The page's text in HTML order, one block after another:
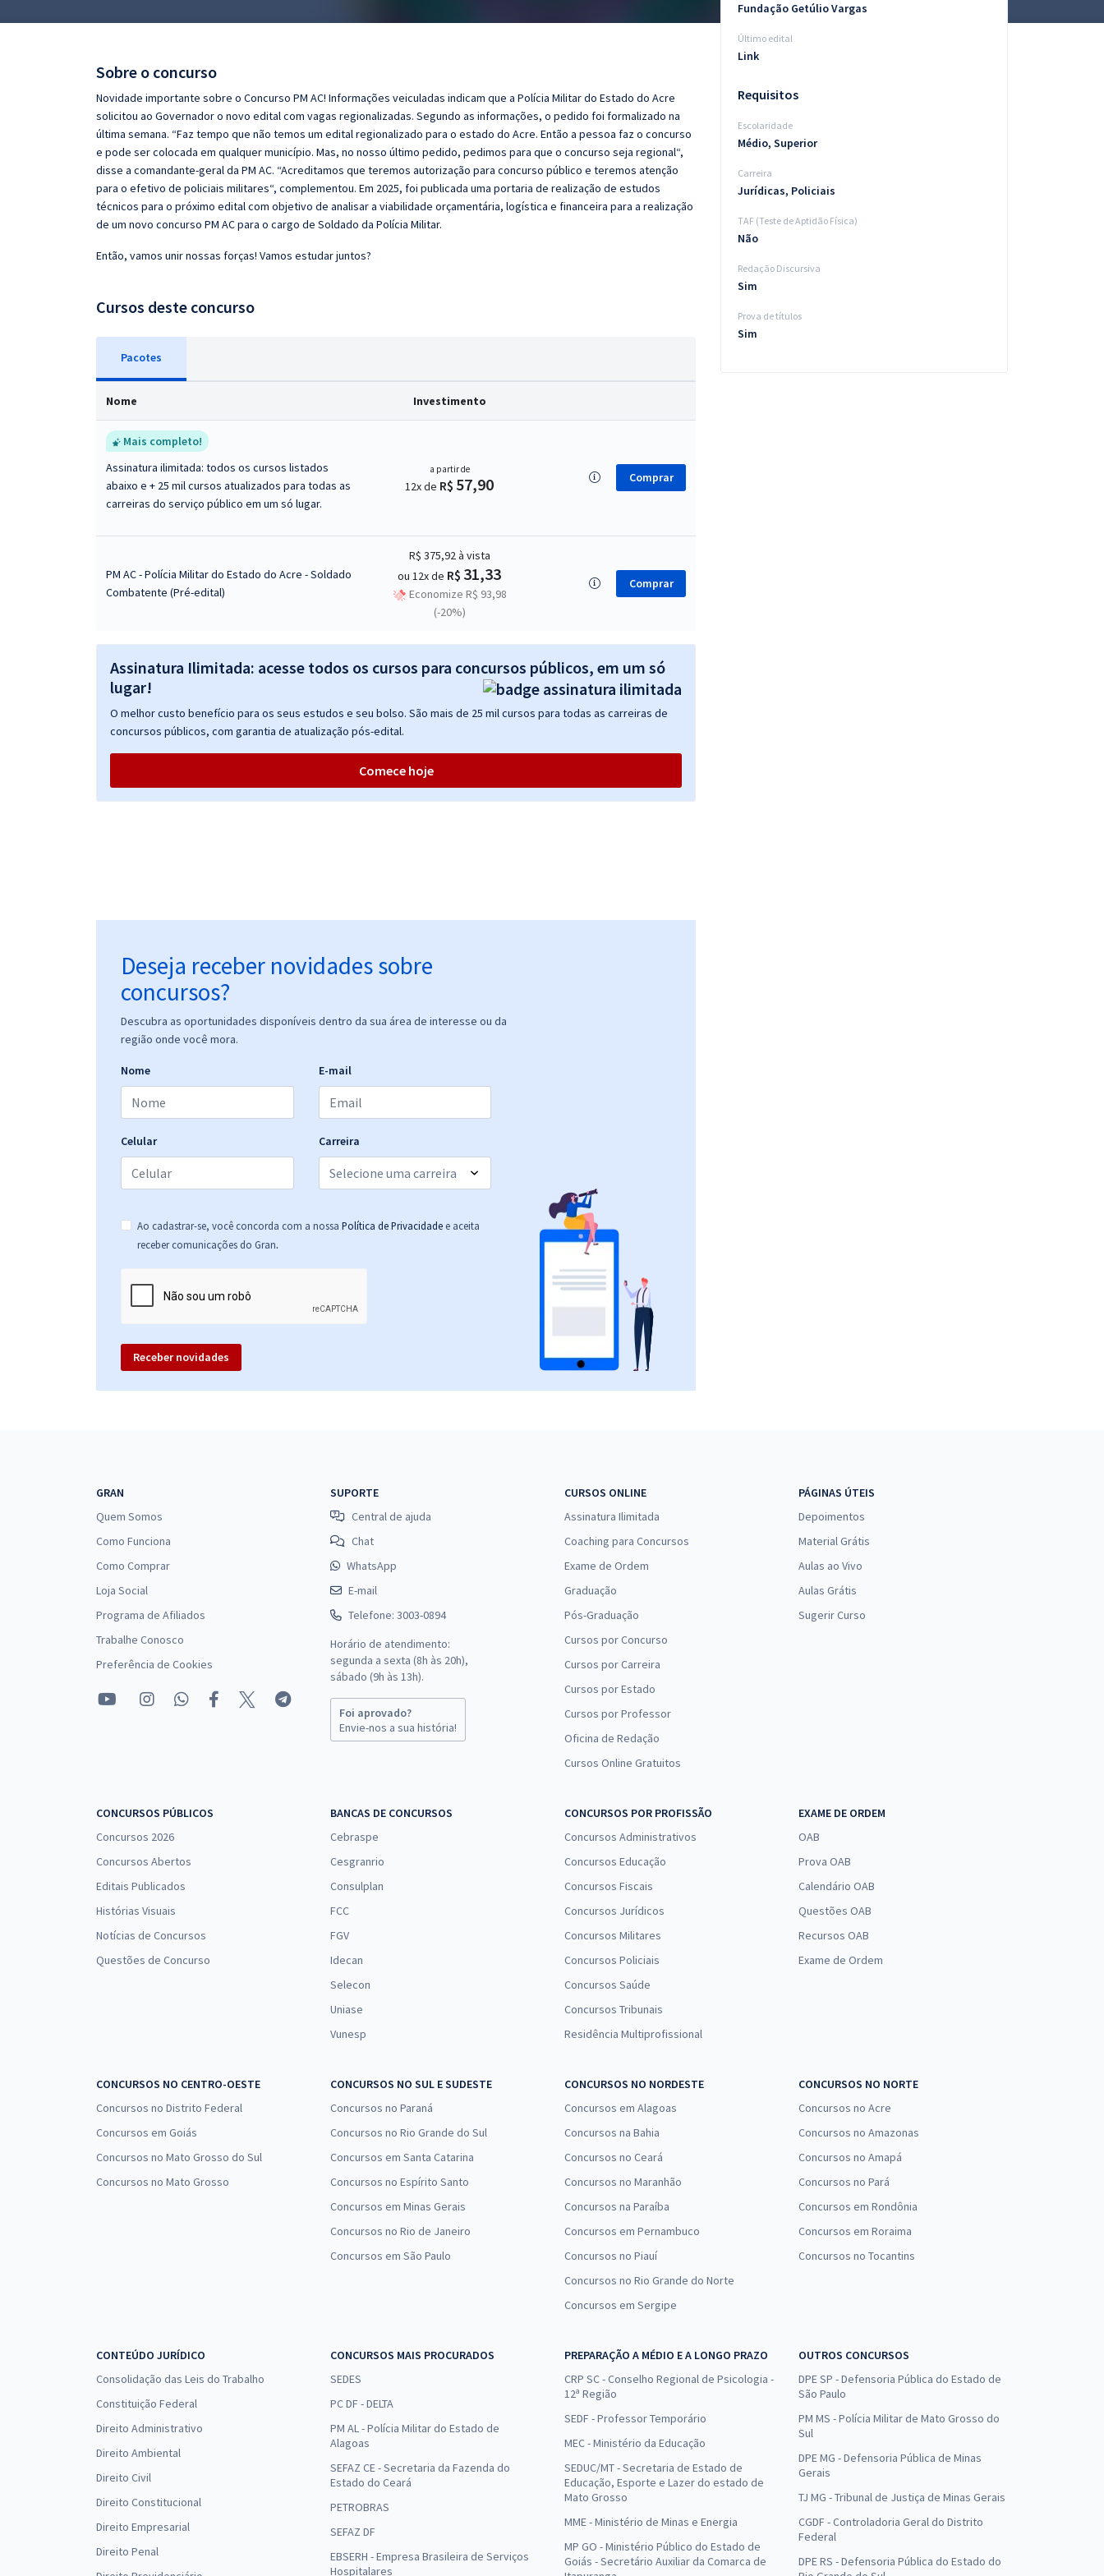
Questões grátis
Conteúdo gratuito
Sobre o concurso
Novidade importante sobre o Concurso PM AC! Informações veiculadas indicam que a Polícia Militar do Estado do Acre
solicitou ao Governador o novo edital com vagas regionalizadas. Segundo as informações, o pedido foi formalizado na
última semana. “Faz tempo que não temos um edital regionalizado para o estado do Acre. Então a pessoa faz o concurso
e pode ser colocada em qualquer município. Mas, no nosso último pedido, pedimos para que o concurso seja regional“,
disse a comandante-geral da PM AC. “Acreditamos que teremos autorização para concurso público e teremos atenção
para o efetivo de policiais militares“, complementou. Em 2025, foi publicada uma portaria de realização de estudos
técnicos para o próximo edital com objetivo de analisar a viabilidade orçamentária, logística e financeira para a realização
de um novo concurso PM AC para o cargo de Soldado da Polícia Militar.
Então, vamos unir nossas forças! Vamos estudar juntos?
Cursos deste concurso
Pacotes
Nome Investimento
Mais completo!
Assinatura ilimitada: todos os cursos listados
abaixo e + 25 mil cursos atualizados para todas as
carreiras do serviço público em um só lugar.
a partir de
12x de R$ 57,90 Comprar
PM AC - Polícia Militar do Estado do Acre - Soldado
Combatente (Pré-edital)
R$ 375,92à vista
ou 12x de R$ 31,33
Economize R$ 93,98
(-20%)
Comprar
Assinatura Ilimitada: acesse todos os cursos para concursos públicos, em um só
lugar!
O melhor custo benefício para os seus estudos e seu bolso. São mais de 25 mil cursos para todas as carreiras de
concursos públicos, com garantia de atualização pós-edital.
Comece hoje
Deseja receber novidades sobre
concursos?
Descubra as oportunidades disponíveis dentro da sua área de interesse ou da
região onde você mora.
Nome E-mail
Celular Carreira
Ao cadastrar-se, você concorda com a nossa Política de Privacidade e aceita
receber comunicações do Gran.
Receber novidades
Fundação Getúlio Vargas
Último edital
Link
Requisitos
Escolaridade
Médio, Superior
Carreira
Jurídicas, Policiais
TAF (Teste de Aptidão Física)
Não
Redação Discursiva
Sim
Prova de títulos
Sim
GRAN
Quem Somos
Como Funciona
Como Comprar
Loja Social
Programa de Afiliados
Trabalhe Conosco
Preferência de Cookies
SUPORTE
Central de ajuda
Chat
WhatsApp
E-mail
Telefone: 3003-0894
Horário de atendimento:
segunda a sexta (8h às 20h),
sábado (9h às 13h).
Foi aprovado?
Envie-nos a sua história!
CURSOS ONLINE
Assinatura Ilimitada
Coaching para Concursos
Exame de Ordem
Graduação
Pós-Graduação
Cursos por Concurso
Cursos por Carreira
Cursos por Estado
Cursos por Professor
Oficina de Redação
Cursos Online Gratuitos
PÁGINAS ÚTEIS
Depoimentos
Material Grátis
Aulas ao Vivo
Aulas Grátis
Sugerir Curso
CONCURSOS PÚBLICOS
Concursos 2026
Concursos Abertos
Editais Publicados
Histórias Visuais
Notícias de Concursos
Questões de Concurso
BANCAS DE CONCURSOS
Cebraspe
Cesgranrio
Consulplan
FCC
FGV
Idecan
Selecon
Uniase
Vunesp
CONCURSOS POR PROFISSÃO
Concursos Administrativos
Concursos Educação
Concursos Fiscais
Concursos Jurídicos
Concursos Militares
Concursos Policiais
Concursos Saúde
Concursos Tribunais
Residência Multiprofissional
EXAME DE ORDEM
OAB
Prova OAB
Calendário OAB
Questões OAB
Recursos OAB
Exame de Ordem
CONCURSOS NO CENTRO-OESTE
Concursos no Distrito Federal
Concursos em Goiás
Concursos no Mato Grosso do Sul
Concursos no Mato Grosso
CONCURSOS NO SUL E SUDESTE
Concursos no Paraná
Concursos no Rio Grande do Sul
Concursos em Santa Catarina
Concursos no Espírito Santo
Concursos em Minas Gerais
Concursos no Rio de Janeiro
Concursos em São Paulo
CONCURSOS NO NORDESTE
Concursos em Alagoas
Concursos na Bahia
Concursos no Ceará
Concursos no Maranhão
Concursos na Paraíba
Concursos em Pernambuco
Concursos no Piauí
Concursos no Rio Grande do Norte
Concursos em Sergipe
CONCURSOS NO NORTE
Concursos no Acre
Concursos no Amazonas
Concursos no Amapá
Concursos no Pará
Concursos em Rondônia
Concursos em Roraima
Concursos no Tocantins
CONTEÚDO JURÍDICO
Consolidação das Leis do Trabalho
Constituição Federal
Direito Administrativo
Direito Ambiental
Direito Civil
Direito Constitucional
Direito Empresarial
Direito Penal
CONCURSOS MAIS PROCURADOS
SEDES
PC DF - DELTA
PM AL - Polícia Militar do Estado de
Alagoas
SEFAZ CE - Secretaria da Fazenda do
Estado do Ceará
PETROBRAS
SEFAZ DF
EBSERH - Empresa Brasileira de Serviços
Hospitalares
PREPARAÇÃO A MÉDIO E A LONGO PRAZO
CRP SC - Conselho Regional de Psicologia -
12ª Região
SEDF - Professor Temporário
MEC - Ministério da Educação
SEDUC/MT - Secretaria de Estado de
Educação, Esporte e Lazer do estado de
Mato Grosso
MME - Ministério de Minas e Energia
MP GO - Ministério Público do Estado de
Goiás - Secretário Auxiliar da Comarca de
OUTROS CONCURSOS
DPE SP - Defensoria Pública do Estado de
São Paulo
PM MS - Polícia Militar de Mato Grosso do
Sul
DPE MG - Defensoria Pública de Minas
Gerais
TJ MG - Tribunal de Justiça de Minas Gerais
CGDF - Controladoria Geral do Distrito
Federal
DPE RS - Defensoria Pública do Estado do